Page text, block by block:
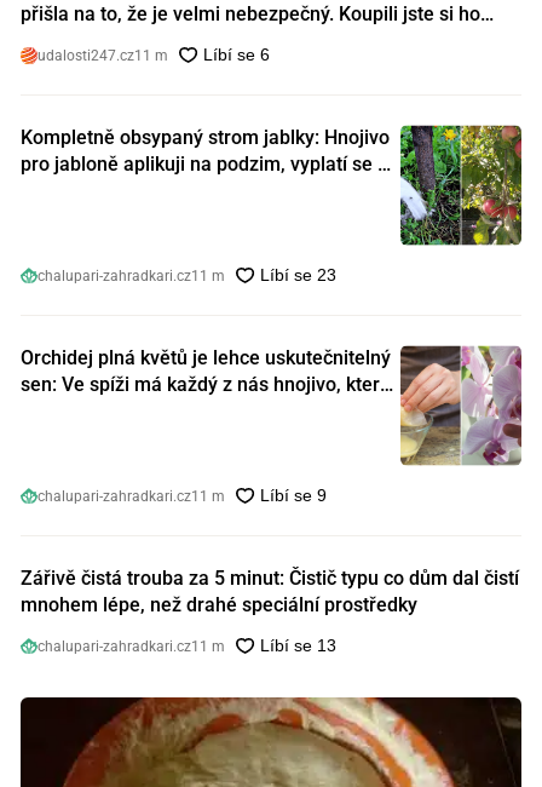
přišla na to, že je velmi nebezpečný. Koupili jste si ho
udalosti247.cz11 m
Kompletně obsypaný strom jablky: Hnojivo
pro jabloně aplikuji na podzim, vyplatí se s
chalupari-zahradkari.cz11 m
Orchidej plná květů je lehce uskutečnitelný
sen: Ve spíži má každý z nás hnojivo, které
chalupari-zahradkari.cz11 m
Zářivě čistá trouba za 5 minut: Čistič typu co dům dal čistí
mnohem lépe, než drahé speciální prostředky
chalupari-zahradkari.cz11 m